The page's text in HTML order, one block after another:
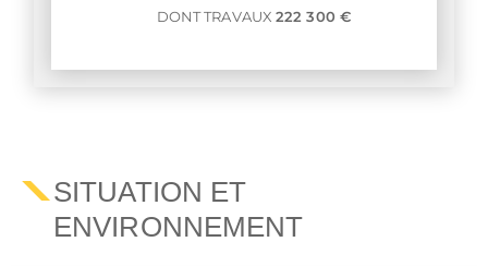
DONT TRAVAUX222 300 €
SITUATION ET
ENVIRONNEMENT